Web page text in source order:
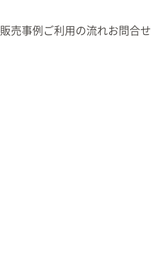
販売事例ご利用の流れお問合せ